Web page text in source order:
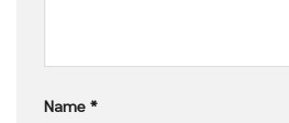
Name *